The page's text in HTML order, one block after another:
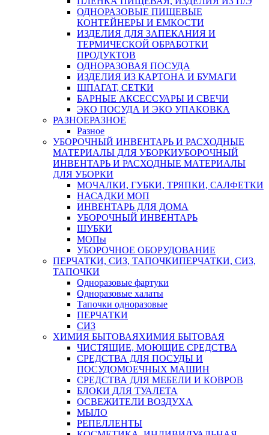
ОДНОРАЗОВЫЕ ПИЩЕВЫЕ
КОНТЕЙНЕРЫ И ЕМКОСТИ
ИЗДЕЛИЯ ДЛЯ ЗАПЕКАНИЯ И
ТЕРМИЧЕСКОЙ ОБРАБОТКИ
ПРОДУКТОВ
ОДНОРАЗОВАЯ ПОСУДА
ИЗДЕЛИЯ ИЗ КАРТОНА И БУМАГИ
ШПАГАТ, СЕТКИ
БАРНЫЕ АКСЕССУАРЫ И СВЕЧИ
ЭКО ПОСУДА И ЭКО УПАКОВКА
РАЗНОЕРАЗНОЕ
Разное
УБОРОЧНЫЙ ИНВЕНТАРЬ И РАСХОДНЫЕ
МАТЕРИАЛЫ ДЛЯ УБОРКИУБОРОЧНЫЙ
ИНВЕНТАРЬ И РАСХОДНЫЕ МАТЕРИАЛЫ
ДЛЯ УБОРКИ
МОЧАЛКИ, ГУБКИ, ТРЯПКИ, САЛФЕТКИ
НАСАДКИ МОП
ИНВЕНТАРЬ ДЛЯ ДОМА
УБОРОЧНЫЙ ИНВЕНТАРЬ
ШУБКИ
МОПы
УБОРОЧНОЕ ОБОРУДОВАНИЕ
ПЕРЧАТКИ, СИЗ, ТАПОЧКИПЕРЧАТКИ, СИЗ,
ТАПОЧКИ
Одноразовые фартуки
Одноразовые халаты
Тапочки одноразовые
ПЕРЧАТКИ
СИЗ
ХИМИЯ БЫТОВАЯХИМИЯ БЫТОВАЯ
ЧИСТЯЩИЕ, МОЮЩИЕ СРЕДСТВА
СРЕДСТВА ДЛЯ ПОСУДЫ И
ПОСУДОМОЕЧНЫХ МАШИН
СРЕДСТВА ДЛЯ МЕБЕЛИ И КОВРОВ
БЛОКИ ДЛЯ ТУАЛЕТА
ОСВЕЖИТЕЛИ ВОЗДУХА
МЫЛО
РЕПЕЛЛЕНТЫ